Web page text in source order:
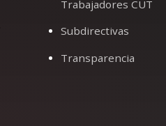
Trabajadores CUT
Subdirectivas
Transparencia